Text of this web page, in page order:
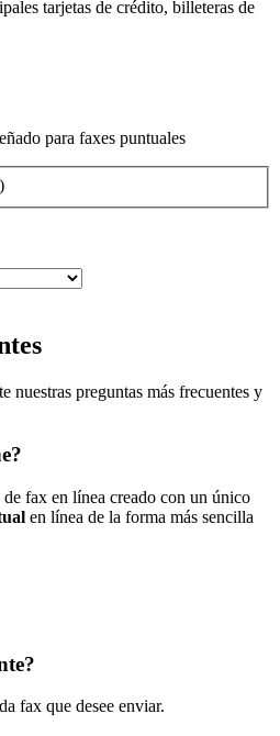
tarjetas de crédito, billeteras de
para faxes puntuales
nuestras preguntas más frecuentes y
fax en línea creado con un único
en línea de la forma más sencilla
fax que desee enviar.